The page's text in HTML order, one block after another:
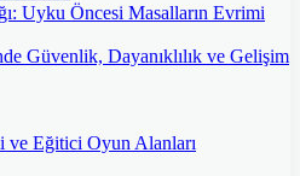
Uyku Öncesi Masalların Evrimi
Güvenlik, Dayanıklılık ve Gelişim
ve Eğitici Oyun Alanları